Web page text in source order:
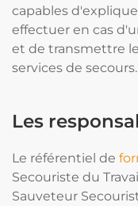
capables
effectuer en cas
et de transmettre
services de secours.
Les
Le référentiel de
Secouriste du
Sauveteur